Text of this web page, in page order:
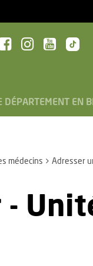
DÉPARTEMENT EN
médecins
Adresser
-